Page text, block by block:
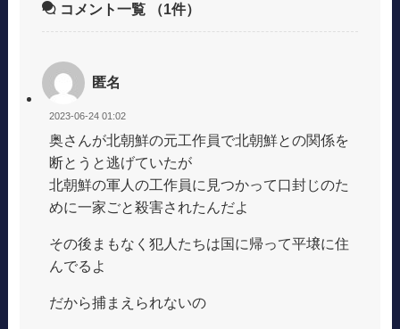
コメント一覧 （1件）
匿名
2023-06-24 01:02
奥さんが北朝鮮の元工作員で北朝鮮との関係を
断とうと逃げていたが
北朝鮮の軍人の工作員に見つかって口封じのた
めに一家ごと殺害されたんだよ
その後まもなく犯人たちは国に帰って平壌に住
んでるよ
だから捕まえられないの